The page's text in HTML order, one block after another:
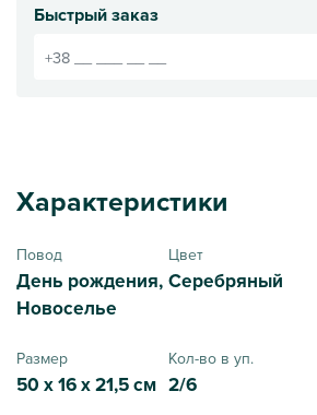
Быстрый заказ
Характеристики
Повод
День рождения,
Новоселье
Цвет
Серебряный
Размер
50 x 16 x 21,5 см
Кол-во в уп.
2/6